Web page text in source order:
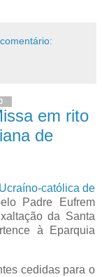
em rito
de
católica de
Padre Eufrem
da Santa
à Eparquia
cedidas para o